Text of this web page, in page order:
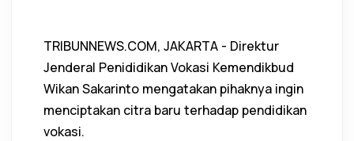
TRIBUNNEWS.COM, JAKARTA - Direktur
Jenderal Penididikan Vokasi Kemendikbud
Wikan Sakarinto mengatakan pihaknya ingin
menciptakan citra baru terhadap pendidikan
vokasi.